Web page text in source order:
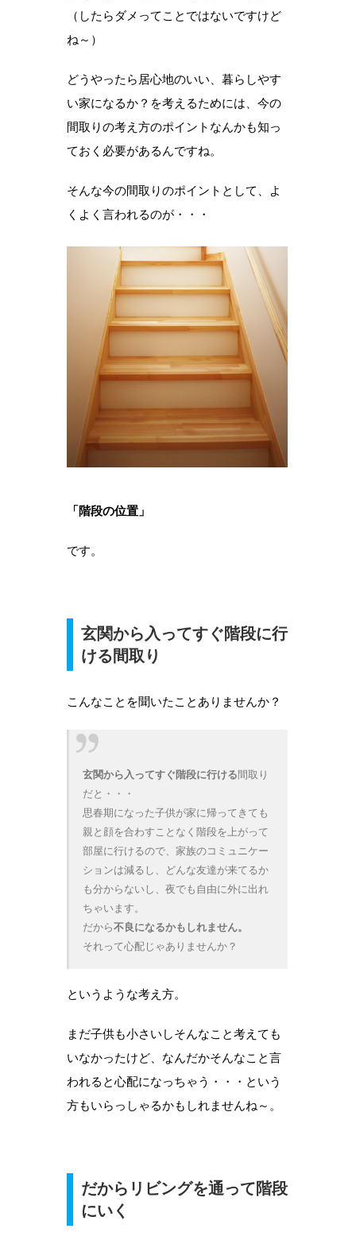
（したらダメってことではないですけど
ね～）
どうやったら居心地のいい、暮らしやす
い家になるか？を考えるためには、今の
間取りの考え方のポイントなんかも知っ
ておく必要があるんですね。
そんな今の間取りのポイントとして、よ
くよく言われるのが・・・
「階段の位置」
です。
玄関から入ってすぐ階段に行
ける間取り
こんなことを聞いたことありませんか？
玄関から入ってすぐ階段に行ける間取り
だと・・・
思春期になった子供が家に帰ってきても
親と顔を合わすことなく階段を上がって
部屋に行けるので、家族のコミュニケー
ションは減るし、どんな友達が来てるか
も分からないし、夜でも自由に外に出れ
ちゃいます。
だから不良になるかもしれません。
それって心配じゃありませんか？
というような考え方。
まだ子供も小さいしそんなこと考えても
いなかったけど、なんだかそんなこと言
われると心配になっちゃう・・・という
方もいらっしゃるかもしれませんね～。
だからリビングを通って階段
にいく